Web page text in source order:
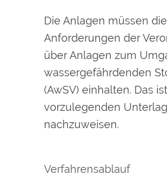
Die Anlagen müssen die
Anforderungen der
über Anlagen zum
wassergefährdenden
(AwSV) einhalten. Das
vorzulegenden
nachzuweisen.
Verfahrensablauf